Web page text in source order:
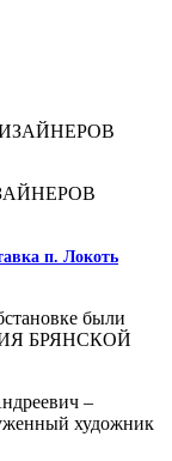
п. Локоть
были
БРЯНСКОЙ
–
художник